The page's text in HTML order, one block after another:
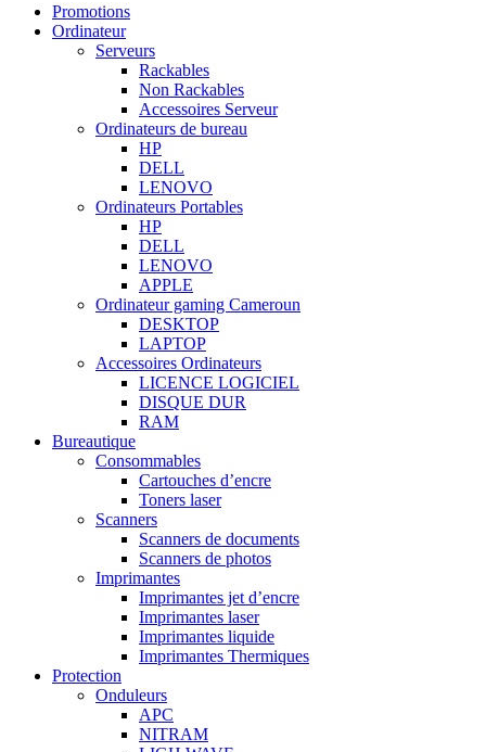
Promotions
Ordinateur
Serveurs
Rackables
Non Rackables
Accessoires Serveur
Ordinateurs de bureau
HP
DELL
LENOVO
Ordinateurs Portables
HP
DELL
LENOVO
APPLE
Ordinateur gaming Cameroun
DESKTOP
LAPTOP
Accessoires Ordinateurs
LICENCE LOGICIEL
DISQUE DUR
RAM
Bureautique
Consommables
Cartouches d’encre
Toners laser
Scanners
Scanners de documents
Scanners de photos
Imprimantes
Imprimantes jet d’encre
Imprimantes laser
Imprimantes liquide
Imprimantes Thermiques
Protection
Onduleurs
APC
NITRAM